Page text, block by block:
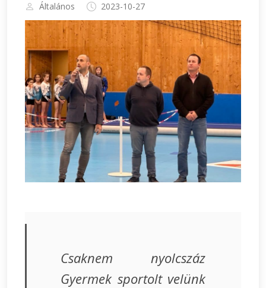
Általános 2023-10-27
Csaknem nyolcszáz
Gyermek sportolt velünk